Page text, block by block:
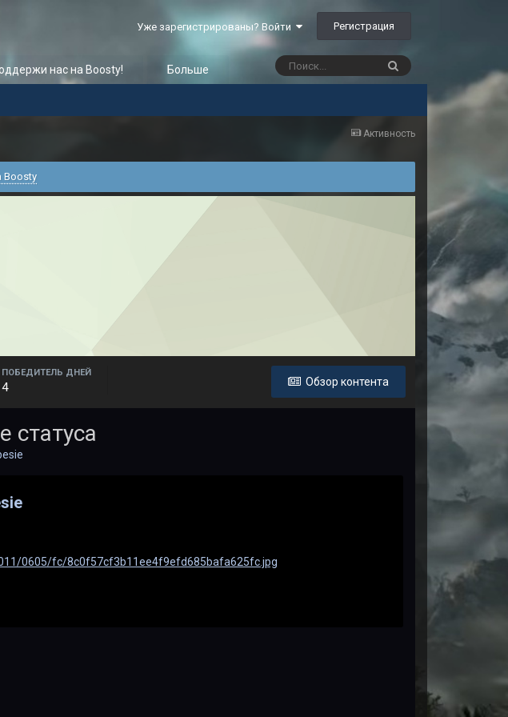
Уже зарегистрированы? Войти Регистрация
нас на Boosty! Больше
Активность
Boosty
Обзор контента
ПОБЕДИТЕЛЬ ДНЕЙ
4
статуса
0605/fc/8c0f57cf3b11ee4f9efd685bafa625fc.jpg